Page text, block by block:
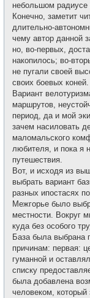
небольшом радиусе
Конечно, заметит
длительно-
чему автор данной
но, во-первых,
накопилось; во-
не пугали своей
своих боевых коней.
Вариант
маршрутов,
период, да и мой
зачем насиловать
маломальского
любителя, и пока я
путешествия.
Вот, и исходя из
выбрать вариант
разных ипостасях
Межгорье было
местности. Вокруг
куда без особого
База была выбрана
причинам: первая:
гуманной и
списку
была добавлена
человеком, который